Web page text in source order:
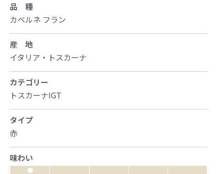
品 種
カベルネ フラン
産 地
イタリア・トスカーナ
カテゴリー
トスカーナIGT
タイプ
赤
味わい
●